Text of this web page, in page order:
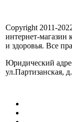
Copyright 2011-
интернет-магазин
и здоровья. Все
Юридический
ул.Партизанская,